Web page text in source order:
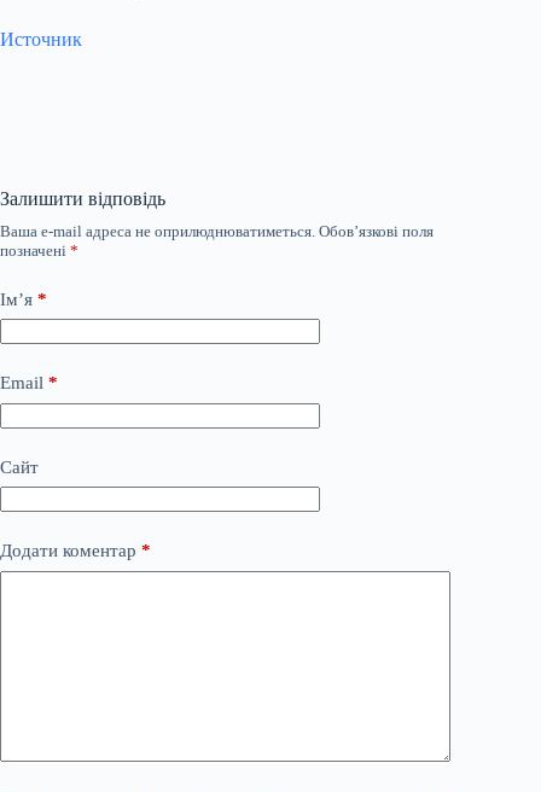
Источник
Залишити відповідь
Ваша e-mail адреса не оприлюднюватиметься. Обов’язкові поля
позначені *
Ім’я *
Email *
Сайт
Додати коментар *